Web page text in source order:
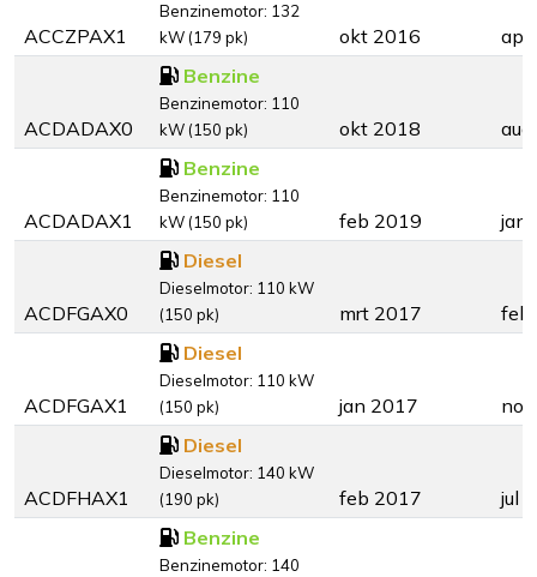
ACCZPAX1
Benzinemotor: 132
kW (179 pk)
okt 2016 apr
ACDADAX0
Benzine
Benzinemotor: 110
kW (150 pk)
okt 2018
ACDADAX1
Benzine
Benzinemotor: 110
kW (150 pk)
feb 2019 jan
ACDFGAX0
Diesel
Dieselmotor: 110 kW
(150 pk)
mrt 2017 feb
ACDFGAX1
Diesel
Dieselmotor: 110 kW
(150 pk)
jan 2017
ACDFHAX1
Diesel
Dieselmotor: 140 kW
(190 pk)
feb 2017 jul
Benzine
Benzinemotor: 140